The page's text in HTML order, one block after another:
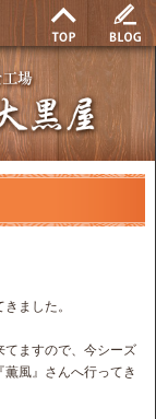
ました。
てますので、今シーズ
風』さんへ行ってき